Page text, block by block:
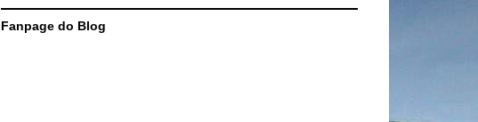
Fanpage do Blog